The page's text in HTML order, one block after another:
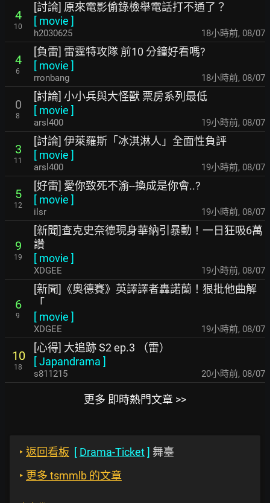
4
10
[討論] 原來電影偷錄檢舉電話打不通了？
[ movie ]
h2030625 18小時前, 08/07
4
6
[負雷] 雷霆特攻隊 前10 分鐘好看嗎?
[ movie ]
rronbang 18小時前, 08/07
0
8
[討論] 小小兵與大怪獸 票房系列最低
[ movie ]
arsl400 19小時前, 08/07
3
11
[討論] 伊萊羅斯「冰淇淋人」全面性負評
[ movie ]
arsl400 19小時前, 08/07
5
12
[好雷] 愛你致死不渝--換成是你會..?
[ movie ]
ilsr 19小時前, 08/07
9
19
[新聞]查克史奈德現身華納引暴動！一日狂吸6萬
讚
[ movie ]
XDGEE 19小時前, 08/07
6
9
[新聞]《奧德賽》英譯譯者轟諾蘭！狠批他曲解
「
[ movie ]
XDGEE 19小時前, 08/07
10
18
[心得] 大追跡 S2 ep.3 （雷）
[Japandrama ]
s811215 20小時前, 08/07
更多 即時熱門文章 >>
‣ 返回看板 [ Drama-Ticket] 舞臺
‣ 更多 tsmmlb 的文章